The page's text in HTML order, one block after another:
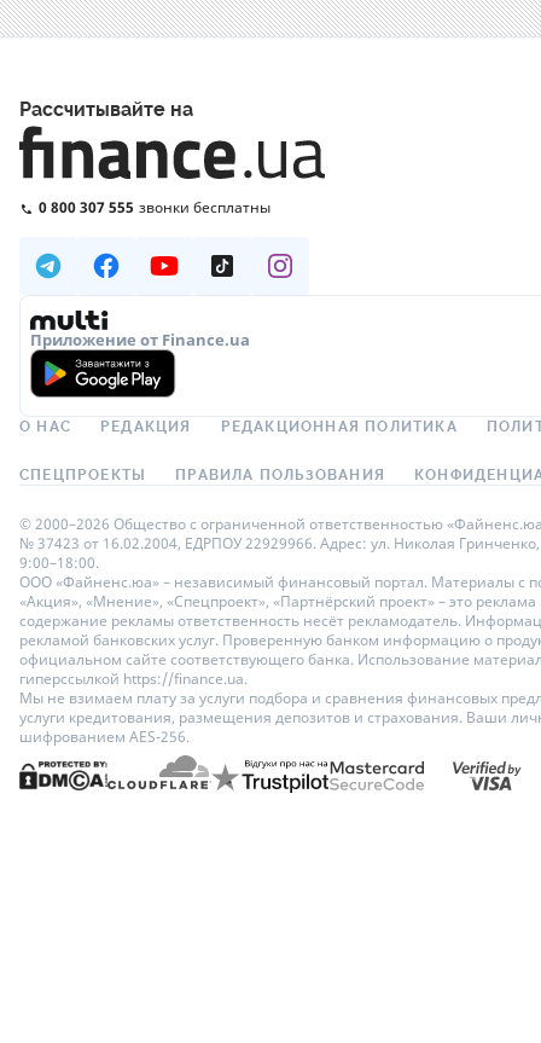
Рассчитывайте на
0 800 307 555 звонки бесплатны
Приложение от Finance.ua
О НАС РЕДАКЦИЯ РЕДАКЦИОННАЯ ПОЛИТИКА
СПЕЦПРОЕКТЫ ПРАВИЛА ПОЛЬЗОВАНИЯ
© 2000–2026 Общество с ограниченной ответственностью
№ 37423 от 16.02.2004, ЕДРПОУ 22929966. Адрес: ул. Николая
9:00–18:00.
ООО «Файненс.юа» – независимый финансовый портал. Материалы с
«Акция», «Мнение», «Спецпроект», «Партнёрский проект» – это
содержание рекламы ответственность несёт рекламодатель.
рекламой банковских услуг. Проверенную банком информацию о
официальном сайте соответствующего банка. Использование
гиперссылкой https://finance.ua.
Мы не взимаем плату за услуги подбора и сравнения финансовых
услуги кредитования, размещения депозитов и страхования. Ваши
шифрованием AES-256.